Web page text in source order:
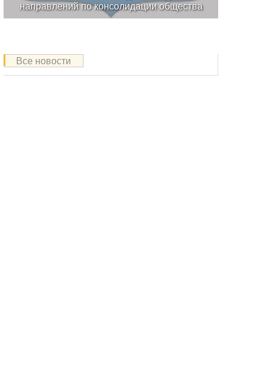
направлений по консолидации общества
Все новости